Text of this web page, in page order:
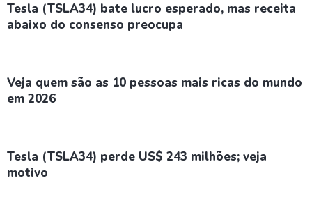
Tesla (TSLA34) bate lucro esperado, mas receita
abaixo do consenso preocupa
Veja quem são as 10 pessoas mais ricas do mundo
em 2026
Tesla (TSLA34) perde US$ 243 milhões; veja
motivo